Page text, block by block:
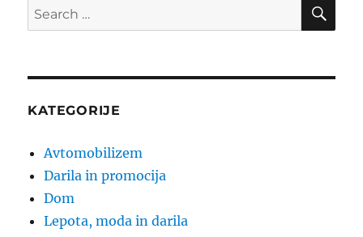
Search
for:
KATEGORIJE
Avtomobilizem
Darila in promocija
Dom
Lepota, moda in darila